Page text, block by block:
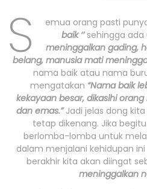
S emua orang pasti
baik ‘’sehingga ada
meninggalkan gading,
belang, manusia mati
nama baik atau nama
mengatakan “Nama baik
kekayaan besar, dikasihi
dan emas.”Jadi jelas dong
tetap dikenang. Jika
berlomba-lomba untuk
dalam menjalani kehidupan
berakhir kita akan diingat
meninggalkan